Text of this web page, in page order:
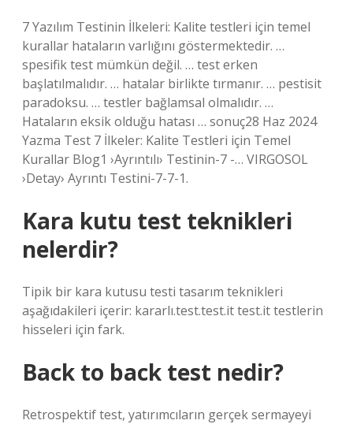
7 Yazılım Testinin İlkeleri: Kalite testleri için temel
kurallar hataların varlığını göstermektedir. …
spesifik test mümkün değil. … test erken
başlatılmalıdır. … hatalar birlikte tırmanır. … pestisit
paradoksu. … testler bağlamsal olmalıdır. …
Hataların eksik olduğu hatası … sonuç28 Haz 2024
Yazma Test 7 İlkeler: Kalite Testleri için Temel
Kurallar Blog1 ›Ayrıntılı› Testinin-7 -… VIRGOSOL
›Detay› Ayrıntı Testini-7-7-1.
Kara kutu test teknikleri
nelerdir?
Tipik bir kara kutusu testi tasarım teknikleri
aşağıdakileri içerir: kararlı.test.test.it test.it testlerin
hisseleri için fark.
Back to back test nedir?
Retrospektif test, yatırımcıların gerçek sermayeyi